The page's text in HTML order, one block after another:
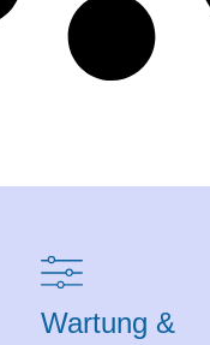
Wartung &